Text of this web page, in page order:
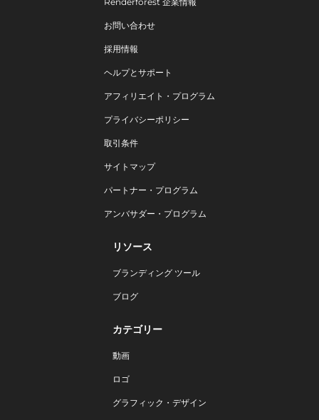
お問い合わせ
採用情報
ヘルプとサポート
アフィリエイト・プログラム
プライバシーポリシー
取引条件
サイトマップ
パートナー・プログラム
アンバサダー・プログラム
リソース
ブランディング ツール
ブログ
カテゴリー
動画
ロゴ
グラフィック・デザイン